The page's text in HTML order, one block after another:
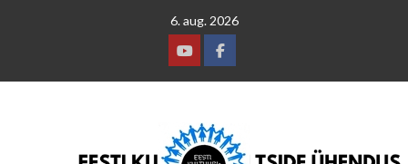
6. aug. 2026
YoutubeFacebook